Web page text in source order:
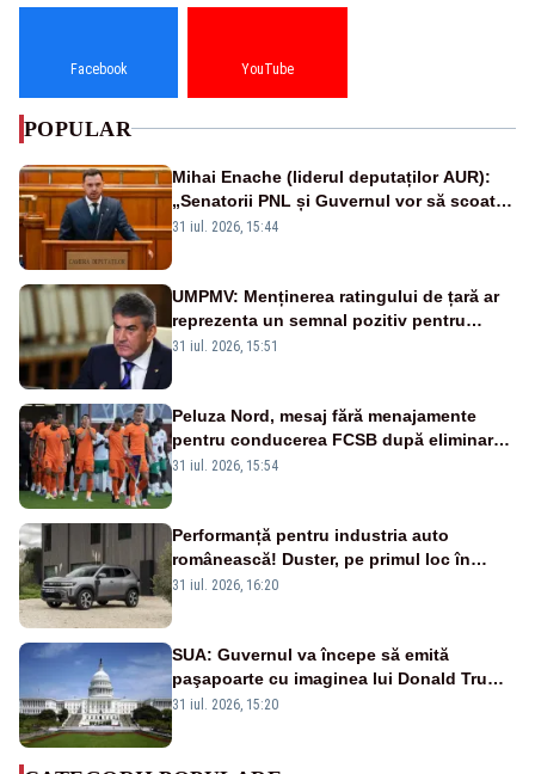
Facebook YouTube
POPULAR
Mihai Enache (liderul deputaților AUR):
„Senatorii PNL și Guvernul vor să scoată
la vânzare bunuri publice pentru a stinge
31 iul. 2026, 15:44
UMPMV: Menținerea ratingului de țară ar
reprezenta un semnal pozitiv pentru
România. Autoritățile trebuie să continue
31 iul. 2026, 15:51
Peluza Nord, mesaj fără menajamente
pentru conducerea FCSB după eliminarea
rușinoasă din Conference League
31 iul. 2026, 15:54
Performanță pentru industria auto
românească! Duster, pe primul loc în
topul vânzărilor din Ucraina
31 iul. 2026, 16:20
SUA: Guvernul va începe să emită
paşapoarte cu imaginea lui Donald Trump
începând cu 8 august
31 iul. 2026, 15:20